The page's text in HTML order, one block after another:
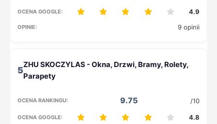
4.9
9 opinii
5
9.75 /10
4.8